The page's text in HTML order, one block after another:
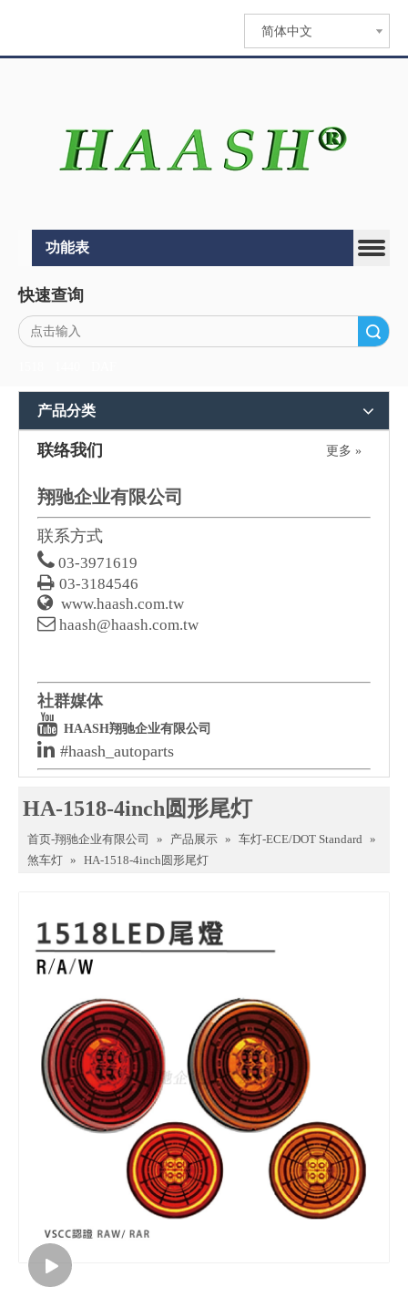
简体中文
功能表
快速查询
产品分类
联络我们 更多 »
翔驰企业有限公司
联系方式
 03-3971619
 03-3184546
 www.haash.com.tw
 haash@haash.com.tw
社群媒体
 HAASH翔驰企业有限公司
 #haash_autoparts
HA-1518-4inch圆形尾灯
首页-翔驰企业有限公司 » 产品展示 » 车灯-ECE/DOT Standard »
煞车灯 » HA-1518-4inch圆形尾灯